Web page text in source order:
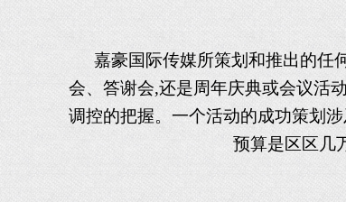
嘉豪国际传媒所策划和推出的任
会、答谢会,还是周年庆典或会议活
调控的把握。一个活动的成功策划
预算是区区几